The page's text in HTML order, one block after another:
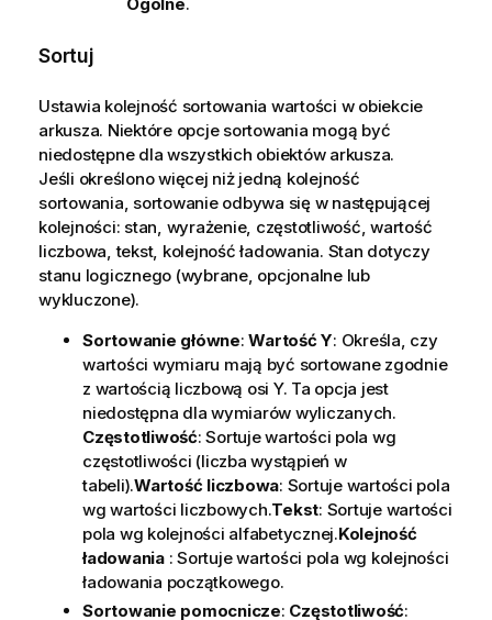
Sortuj
Ustawia kolejność sortowania wartości w obiekcie
arkusza. Niektóre opcje sortowania mogą być
niedostępne dla wszystkich obiektów arkusza.
Jeśli określono więcej niż jedną kolejność
sortowania, sortowanie odbywa się w następującej
kolejności: stan, wyrażenie, częstotliwość, wartość
liczbowa, tekst, kolejność ładowania. Stan dotyczy
stanu logicznego (wybrane, opcjonalne lub
wykluczone).
Sortowanie główne:Wartość Y: Określa, czy
wartości wymiaru mają być sortowane zgodnie
z wartością liczbową osi Y. Ta opcja jest
niedostępna dla wymiarów wyliczanych.
Częstotliwość: Sortuje wartości pola wg
częstotliwości (liczba wystąpień w
tabeli).Wartość liczbowa: Sortuje wartości pola
wg wartości liczbowych.Tekst: Sortuje wartości
pola wg kolejności alfabetycznej.Kolejność
ładowania : Sortuje wartości pola wg kolejności
ładowania początkowego.
Sortowanie pomocnicze: Częstotliwość: